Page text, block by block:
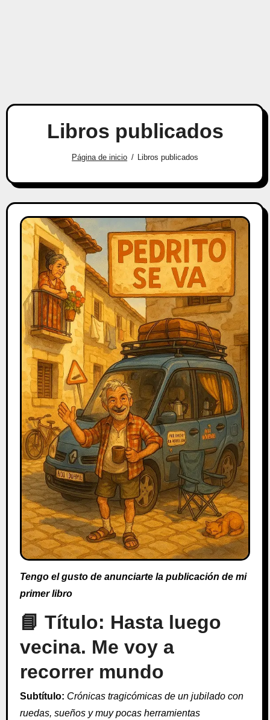
Libros publicados
Página de inicio Libros publicados
Tengo el gusto de anunciarte la publicación de mi
primer libro
📘 Título: Hasta luego
vecina. Me voy a
recorrer mundo
Subtítulo: Crónicas tragicómicas de un jubilado con
ruedas, sueños y muy pocas herramientas